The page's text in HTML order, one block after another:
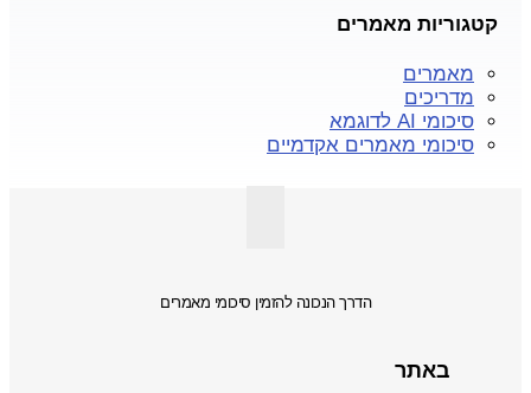
קטגוריות מאמרים
מאמרים
מדריכים
סיכומי AI לדוגמא
סיכומי מאמרים אקדמיים
הדרך הנכונה להזמין סיכומי מאמרים
באתר